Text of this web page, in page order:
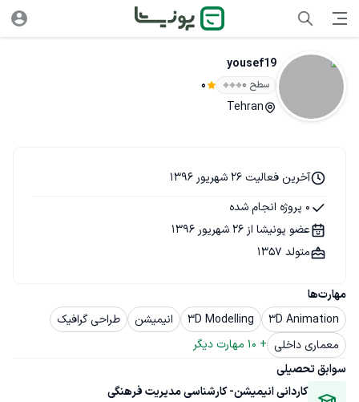
yousef19
سطح ۰ 0
Tehran
مهارت‌ها
3D Animation
3D Modelling انیمیشن
طراحی گرافیک
معماری داخلی +
10 مهارت دیگر
سوابق تحصیلی
کاردانی انیمیشن- کارشناسی مدیریت فرهنگی
آخرین فعالیت 26 شهریور 1396
0 پروژه انجام شده
عضو پونیشا از 26 شهریور 1396
متولد 1357